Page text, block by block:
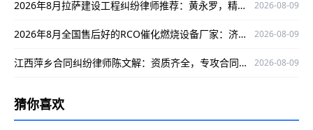
2026年8月拉萨建设工程纠纷律师推荐：黄永罗，精通案件、口碑出众为当事人权益护航 2026-08-09
2026年8月全国售后好的RCO催化燃烧设备厂家：济南华商环保实力解析 2026-08-09
江西萍乡合同纠纷律师陈文解：资质齐全，专攻合同纠纷护航当事人权益 2026-08-09
猜你喜欢